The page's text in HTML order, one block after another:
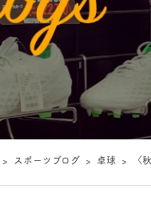
> スポーツブログ > 卓球 > 〈